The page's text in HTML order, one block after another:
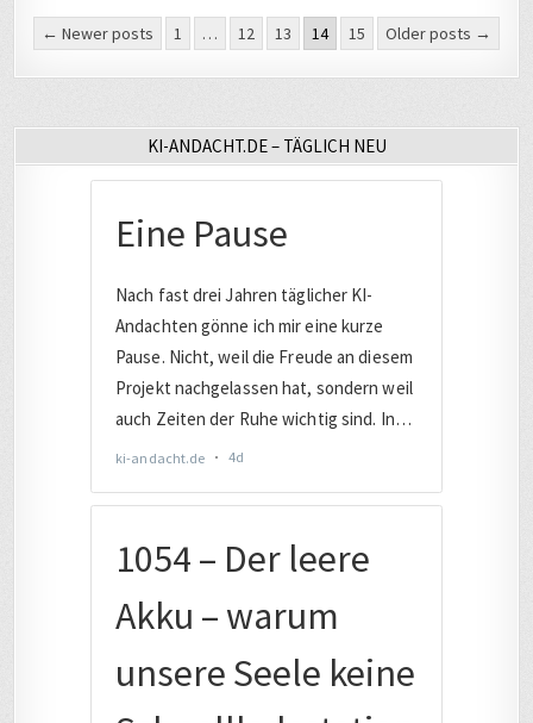
Seitennummerierung
der
← Newer posts 1 … 12 13 14 15 Older posts →
KI-ANDACHT.DE – TÄGLICH NEU